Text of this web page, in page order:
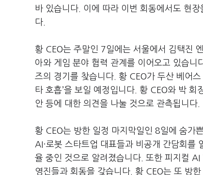
바 있습니다
이에 따라 이번 회동에서도 현
다
황 CEO는 주말인 7일에는 서울에서 김택진
아와 게임 분야 협력 관계를 이어오고 있습니
즈의 경기를 찾습니다
황 CEO가 두산 베어
타 호흡’을 보일 예정입니다 황 CEO와 박 회
안 등에 대한 의견을 나눌 것으로 관측됩니다
황 CEO는 방한 일정 마지막일인 8일에 숨가
AI·로봇 스타트업 대표들과 비공개 간담회를
율 중인 것으로 알려졌습니다 또한 피지컬 AI
영진들과 회동을 갖습니다
황 CEO는 또 방한